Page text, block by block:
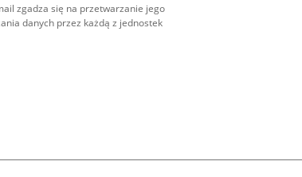
zgadza się na przetwarzanie jego
danych przez każdą z jednostek